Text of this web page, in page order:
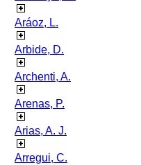
Aráoz, L.
Arbide, D.
Archenti, A.
Arenas, P.
Arias, A. J.
Arregui, C.